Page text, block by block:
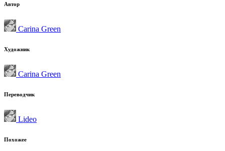
Автор
Carina Green
Художник
Carina Green
Переводчик
Lideo
Похожее